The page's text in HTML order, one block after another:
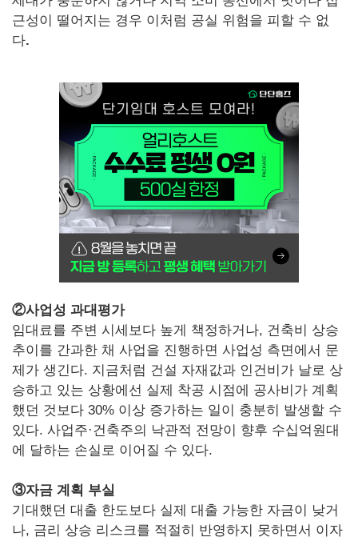
근성이 떨어지는 경우 이처럼 공실 위험을 피할 수 없
다.
②사업성 과대평가
임대료를 주변 시세보다 높게 책정하거나, 건축비 상승
추이를 간과한 채 사업을 진행하면 사업성 측면에서 문
제가 생긴다. 지금처럼 건설 자재값과 인건비가 날로 상
승하고 있는 상황에선 실제 착공 시점에 공사비가 계획
했던 것보다 30% 이상 증가하는 일이 충분히 발생할 수
있다. 사업주·건축주의 낙관적 전망이 향후 수십억원대
에 달하는 손실로 이어질 수 있다.
③자금 계획 부실
기대했던 대출 한도보다 실제 대출 가능한 자금이 낮거
나, 금리 상승 리스크를 적절히 반영하지 못하면서 이자